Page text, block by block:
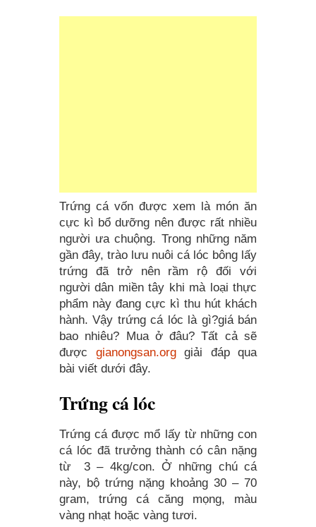
Trứng cá vốn được xem là món ăn
cực kì bổ dưỡng nên được rất nhiều
người ưa chuộng. Trong những năm
gần đây, trào lưu nuôi cá lóc bông lấy
trứng đã trở nên rầm rộ đối với
người dân miền tây khi mà loại thực
phẩm này đang cực kì thu hút khách
hành. Vậy trứng cá lóc là gì?giá bán
bao nhiêu? Mua ở đâu? Tất cả sẽ
được gianongsan.orggiải đáp qua
bài viết dưới đây.
Trứng cá lóc
Trứng cá được mổ lấy từ những con
cá lóc đã trưởng thành có cân nặng
từ 3 – 4kg/con. Ở những chú cá
này, bộ trứng nặng khoảng 30 – 70
gram, trứng cá căng mọng, màu
vàng nhạt hoặc vàng tươi.